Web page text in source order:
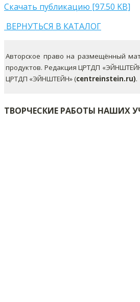
Скачать публикацию [97.50 KB]
ВЕРНУТЬСЯ В КАТАЛОГ
Авторское право на размещённый
продуктов. Редакция ЦРТДП
ЦРТДП «ЭЙНШТЕЙН» (centreinstein.ru).
ТВОРЧЕСКИЕ РАБОТЫ НАШИХ